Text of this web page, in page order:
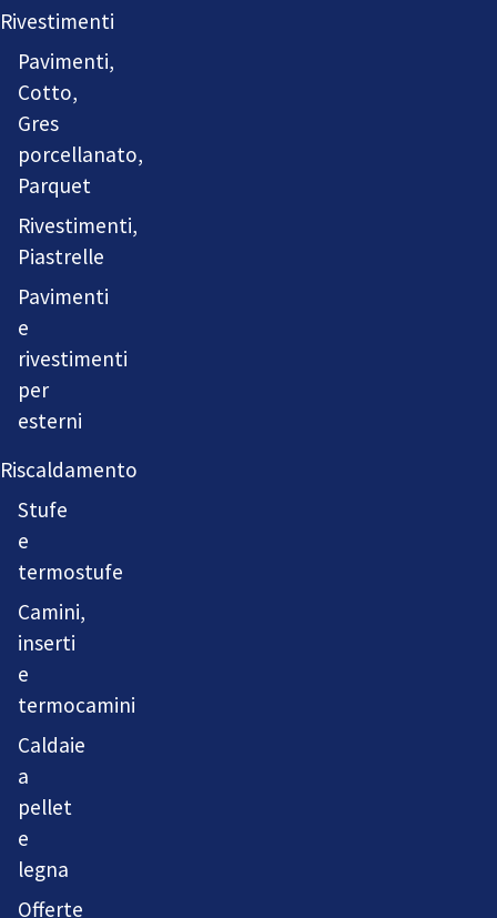
Rivestimenti
Pavimenti,
Cotto,
Gres
porcellanato,
Parquet
Rivestimenti,
Piastrelle
Pavimenti
e
rivestimenti
per
esterni
Riscaldamento
Stufe
e
termostufe
Camini,
inserti
e
termocamini
Caldaie
a
pellet
e
legna
Offerte